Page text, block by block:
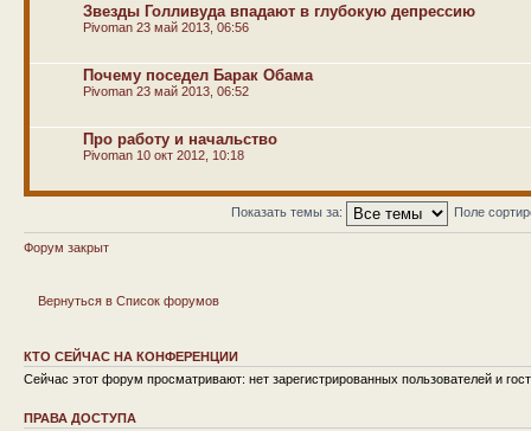
Звезды Голливуда впадают в глубокую депрессию
Pivoman 23 май 2013, 06:56
Почему поседел Барак Обама
Pivoman 23 май 2013, 06:52
Про работу и начальство
Pivoman 10 окт 2012, 10:18
Показать темы за: Поле
Форум закрыт
Вернуться в Список форумов
КТО СЕЙЧАС НА КОНФЕРЕНЦИИ
Сейчас этот форум просматривают: нет зарегистрированных пользователей и
ПРАВА ДОСТУПА